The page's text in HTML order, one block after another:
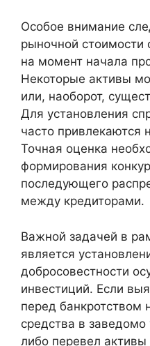
Особое внимание
рыночной
на момент начала
Некоторые активы
или, наоборот,
Для установления
часто привлекаются
Точная оценка
формирования
последующего
между кредиторами.
Важной задачей в
является
добросовестности
инвестиций. Если
перед банкротством
средства в
либо перевел